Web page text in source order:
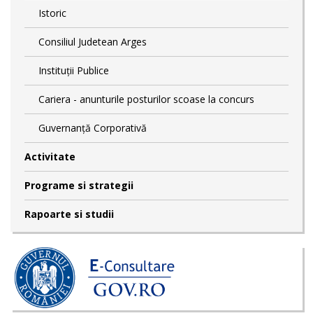
Istoric
Consiliul Judetean Arges
Instituții Publice
Cariera - anunturile posturilor scoase la concurs
Guvernanță Corporativă
Activitate
Programe si strategii
Rapoarte si studii